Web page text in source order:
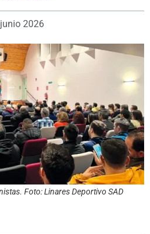
2026
Foto: Linares Deportivo SAD